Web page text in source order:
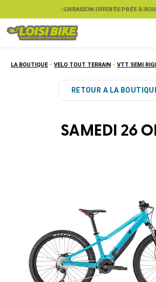
LIVRAISON OFFERTE PRÊT À
ASSUREZ VOTRE VÉLO CONTRE
LA BOUTIQUE - VELO TOUT TERRAIN - VTT SEMI
RETOUR A LA
SAMEDI 26